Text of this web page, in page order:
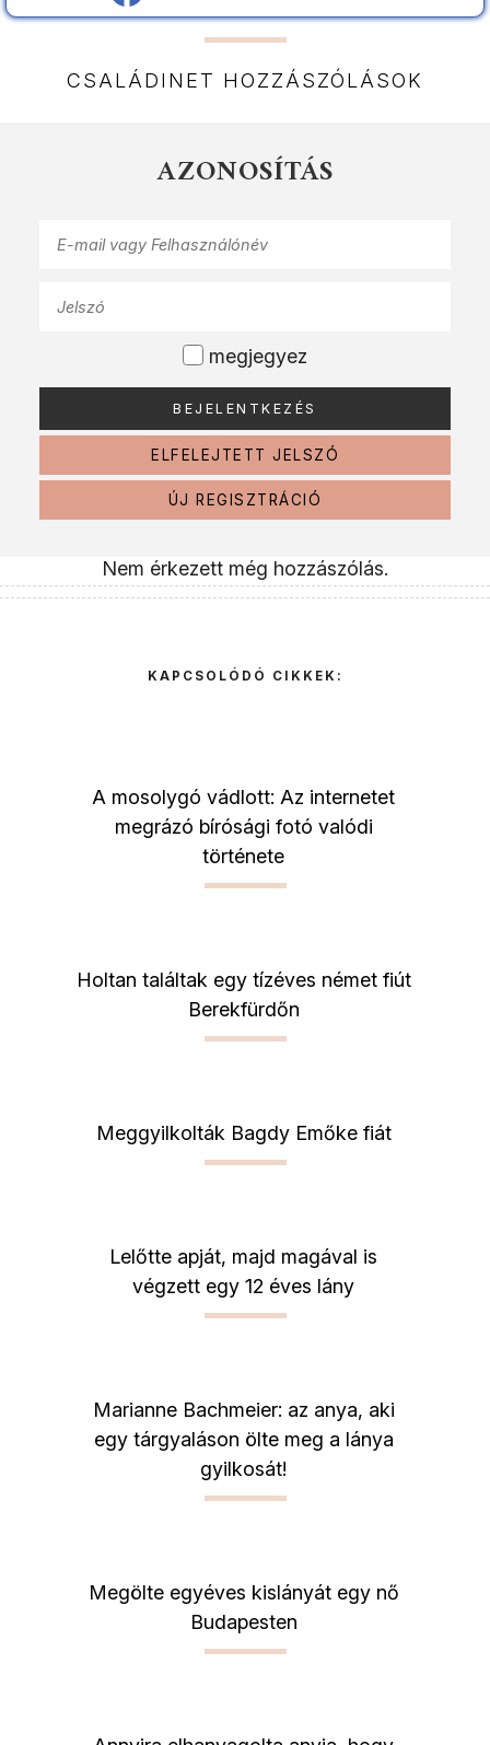
CSALÁDINET HOZZÁSZÓLÁSOK
AZONOSÍTÁS
megjegyez
ELFELEJTETT JELSZÓ
ÚJ REGISZTRÁCIÓ
Nem érkezett még hozzászólás.
KAPCSOLÓDÓ CIKKEK:
A mosolygó vádlott: Az internetet
megrázó bírósági fotó valódi
története
Holtan találtak egy tízéves német fiút
Berekfürdőn
Meggyilkolták Bagdy Emőke fiát
Lelőtte apját, majd magával is
végzett egy 12 éves lány
Marianne Bachmeier: az anya, aki
egy tárgyaláson ölte meg a lánya
gyilkosát!
Megölte egyéves kislányát egy nő
Budapesten